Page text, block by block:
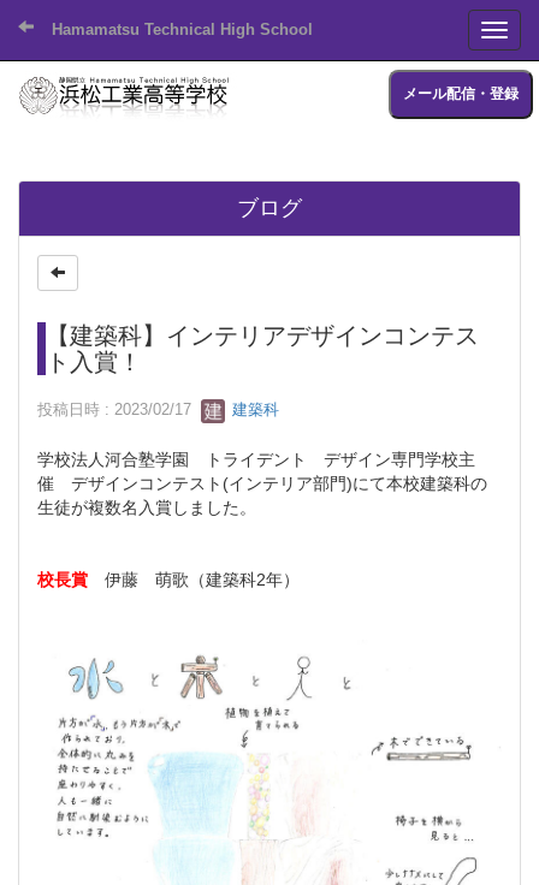
Hamamatsu Technical High School
メール配信・登録
ブログ
【建築科】インテリアデザインコンテス
ト入賞！
投稿日時 : 2023/02/17 建築科
学校法人河合塾学園 トライデント デザイン専門学校主
催 デザインコンテスト(インテリア部門)にて本校建築科の
生徒が複数名入賞しました。
校長賞 伊藤 萌歌（建築科2年）